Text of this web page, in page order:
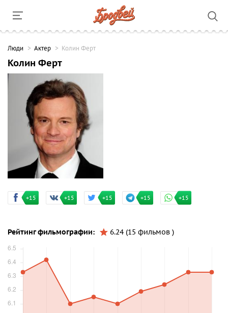
Люди Актер Колин Ферт
Колин Ферт
+15 +15 +15 +15 +15
Рейтинг фильмографии: 6.24 (15 фильмов )